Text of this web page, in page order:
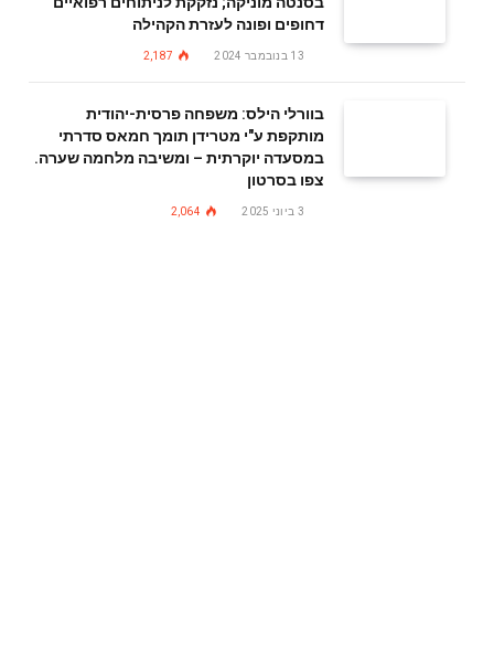
דחופים ופונה לעזרת הקהילה
13 בנובמבר 2024 2,187
בוורלי הילס: משפחה פרסית-יהודית
מותקפת ע"י מטרידן תומך חמאס סדרתי
במסעדה יוקרתית – ומשיבה מלחמה שערה.
צפו בסרטון
3 ביוני 2025 2,064